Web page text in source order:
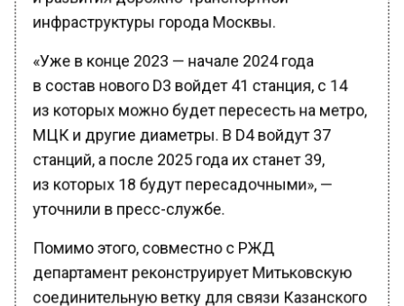
инфраструктуры города Москвы.
«Уже в конце 2023 — начале 2024 года
в состав нового D3 войдет 41 станция, с 14
из которых можно будет пересесть на метро,
МЦК и другие диаметры. В D4 войдут 37
станций, а после 2025 года их станет 39,
из которых 18 будут пересадочными», —
уточнили в пресс-службе.
Помимо этого, совместно с РЖД
департамент реконструирует Митьковскую
соединительную ветку для связи Казанского